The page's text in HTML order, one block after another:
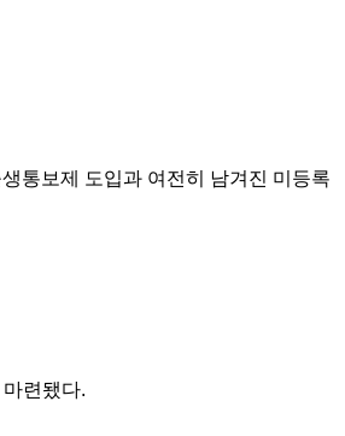
통보제 도입과 여전히 남겨진 미등록
련됐다.